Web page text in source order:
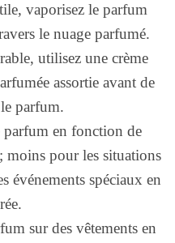
vaporisez le parfum
le nuage parfumé.
utilisez une crème
assortie avant de
parfum.
parfum en fonction de
moins pour les situations
événements spéciaux en
sur des vêtements en